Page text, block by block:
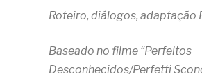
Roteiro, diálogos, adaptação
Baseado no filme “Perfeitos
Desconhecidos/Perfetti